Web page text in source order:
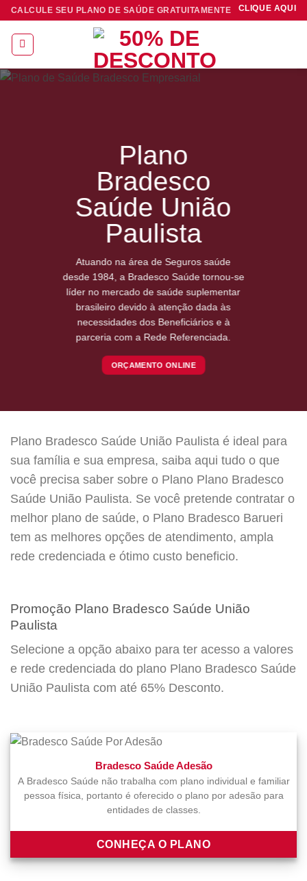
Skip
content
CALCULE SEU PLANO DE SAÚDE GRATUITAMENTE CLIQUE AQUI
Plano
Bradesco
Saúde União
Paulista
Atuando na área de Seguros saúde
desde 1984, a Bradesco Saúde tornou-se
líder no mercado de saúde suplementar
brasileiro devido à atenção dada às
necessidades dos Beneficiários e à
parceria com a Rede Referenciada.
ORÇAMENTO ONLINE
Plano Bradesco Saúde União Paulista é ideal para
sua família e sua empresa, saiba aqui tudo o que
você precisa saber sobre o Plano Plano Bradesco
Saúde União Paulista. Se você pretende contratar o
melhor plano de saúde, o Plano Bradesco Barueri
tem as melhores opções de atendimento, ampla
rede credenciada e ótimo custo beneficio.
Promoção Plano Bradesco Saúde União
Paulista
Selecione a opção abaixo para ter acesso a valores
e rede credenciada do plano Plano Bradesco Saúde
União Paulista com até 65% Desconto.
Bradesco Saúde Adesão
A Bradesco Saúde não trabalha com plano individual e familiar
pessoa física, portanto é oferecido o plano por adesão para
entidades de classes.
CONHEÇA O PLANO